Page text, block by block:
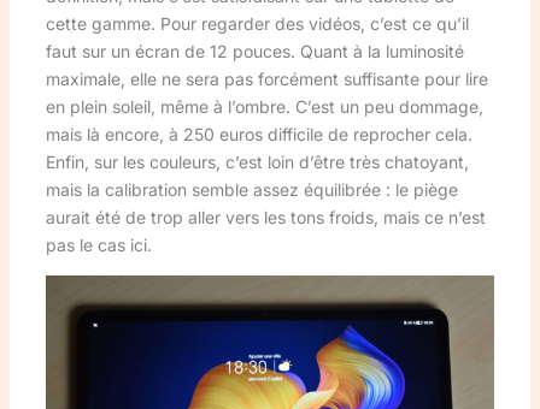
cette gamme. Pour regarder des vidéos, c’est ce qu’il
faut sur un écran de 12 pouces. Quant à la luminosité
maximale, elle ne sera pas forcément suffisante pour lire
en plein soleil, même à l’ombre. C’est un peu dommage,
mais là encore, à 250 euros difficile de reprocher cela.
Enfin, sur les couleurs, c’est loin d’être très chatoyant,
mais la calibration semble assez équilibrée : le piège
aurait été de trop aller vers les tons froids, mais ce n’est
pas le cas ici.